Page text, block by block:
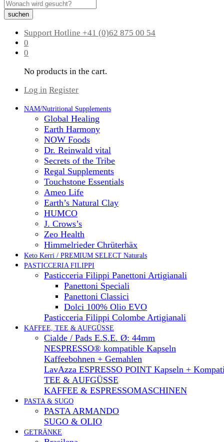
suchen
Support Hotline +41 (0)62 875 00 54
0
0
No products in the cart.
Log in Register
NAM/Nutritional Supplements
Global Healing
Earth Harmony
NOW Foods
Dr. Reinwald vital
Secrets of the Tribe
Regal Supplements
Touchstone Essentials
Ameo Life
Earth’s Natural Clay
HUMCO
J. Crows’s
Zeo Health
Himmelrieder Chrüterhäx
Keto Kerri / PREMIUM SELECT Naturals
PASTICCERIA FILIPPI
Pasticceria Filippi Panettoni Artigianali
Panettoni Speciali
Panettoni Classici
Dolci 100% Olio EVO
Pasticceria Filippi Colombe Artigianali
KAFFEE, TEE & AUFGÜSSE
Cialde / Pads E.S.E. Ø: 44mm
NESPRESSO® kompatible Kapseln
Kaffeebohnen + Gemahlen
LavAzza ESPRESSO POINT Kapseln +
TEE & AUFGÜSSE
KAFFEE & ESPRESSOMASCHINEN
PASTA & SUGO
PASTA ARMANDO
SUGO & OLIO
GETRÄNKE